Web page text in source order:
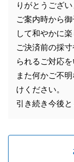
りがとうござい
ご案内時から
して和やかに
ご決済前の採
られるご対応
また何かご不
けください。
引き続き今後と